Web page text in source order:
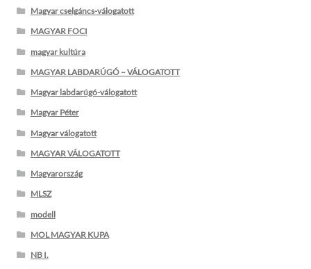
Magyar cselgáncs-válogatott
MAGYAR FOCI
magyar kultúra
MAGYAR LABDARÚGÓ – VÁLOGATOTT
Magyar labdarúgó-válogatott
Magyar Péter
Magyar válogatott
MAGYAR VÁLOGATOTT
Magyarország
MLSZ
modell
MOL MAGYAR KUPA
NB I.